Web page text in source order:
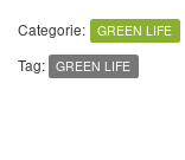
Categorie: GREEN LIFE
Tag: GREEN LIFE